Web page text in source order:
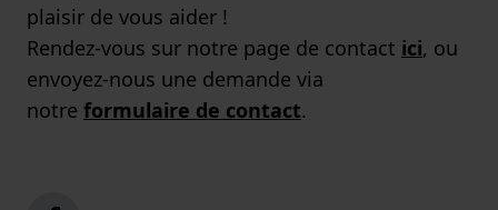
plaisir de vous aider !
Rendez-vous sur notre page de contact ici, ou
envoyez-nous une demande via
notre formulaire de contact.